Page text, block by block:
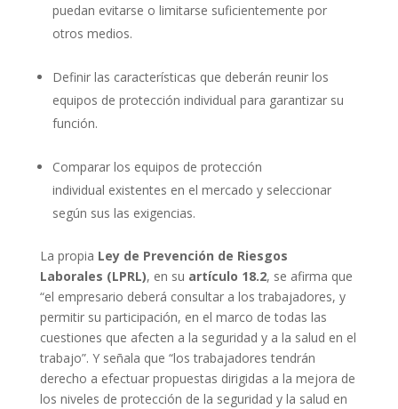
puedan evitarse o limitarse suficientemente por
otros medios.
Definir las características que deberán reunir los
equipos de protección individual para garantizar su
función.
Comparar los equipos de protección
individual existentes en el mercado y seleccionar
según sus las exigencias.
La propia Ley de Prevención de Riesgos
Laborales (LPRL), en su artículo 18.2, se afirma que
“el empresario deberá consultar a los trabajadores, y
permitir su participación, en el marco de todas las
cuestiones que afecten a la seguridad y a la salud en el
trabajo”. Y señala que “los trabajadores tendrán
derecho a efectuar propuestas dirigidas a la mejora de
los niveles de protección de la seguridad y la salud en